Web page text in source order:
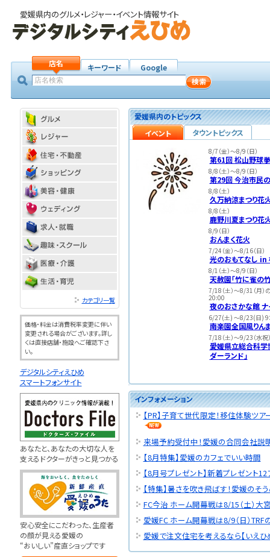
愛媛県内のグルメ・レジャー・イベント情報サイト
店名 キーワード Google
カテゴリ一覧
価格・料金は消費税率変更に伴い
変更される場合がございます。詳し
くは直接店舗・施設へご確認下さ
い。
デジタルシティえひめ
スマートフォンサイト
あなたと、あなたの大切な人を
支えるドクターがきっと見つかる
安心安全にこだわった、生産者
の顔が見える愛媛の
“おいしい”産直ショップです
愛媛県内のトピックス
イベント
タウントピックス
8/7（金）～8/9（日）
第61回 松山野球拳
8/8（土）～8/9（日）
第29回 今治市民の
8/8（土）
久万納涼まつり花
8/8（土）
鹿野川夏まつり花
8/9（日）
おんまく花火
7/24（金）～8/16（日）
光のおもてなし in
8/1（土）～8/9（日）
天赦園「竹に雀の竹
7/18（土）～8/31（月）
20:00
夜のおさかな館 ナ
6/27(土) ～8/23(日) 9
南楽園全国風りん
7/18（土）～9/23（水祝
愛媛県立総合科学
ダーランド」
インフォメーション
【PR】子育て世代限定！移住体験ツ
来場予約受付中！愛媛の合同会社説
【8月特集】愛媛のカフェでいい時間
【8月号プレゼント】新着プレゼント12
【特集】暑さを吹き飛ばす！愛媛のそ
FC今治 ホーム開幕戦は8/15（土）大
愛媛FC ホーム開幕戦は8/9（日）
愛媛で注文住宅を考えるなら【いえ